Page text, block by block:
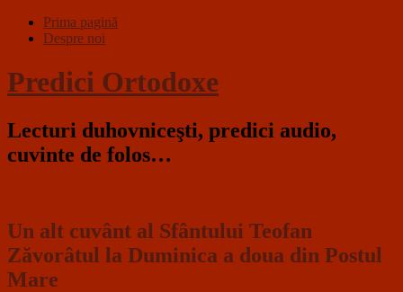
Prima pagină
Despre noi
Predici Ortodoxe
Lecturi duhovniceşti, predici audio,
cuvinte de folos…
Un alt cuvânt al Sfântului Teofan
Zăvorâtul la Duminica a doua din Postul
Mare